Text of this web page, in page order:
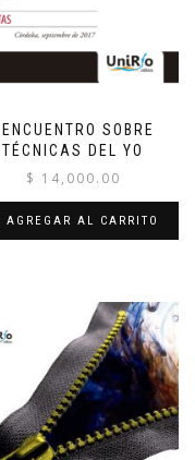
SOBRE
TÉCNICAS DEL YO
$ 14,000.00
AGREGAR AL CARRITO